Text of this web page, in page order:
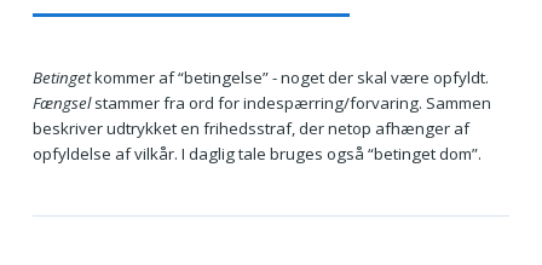
Betingetkommer af “betingelse” - noget der skal være opfyldt.
Fængselstammer fra ord for indespærring/forvaring. Sammen
beskriver udtrykket en frihedsstraf, der netop afhænger af
opfyldelse af vilkår. I daglig tale bruges også “betinget dom”.